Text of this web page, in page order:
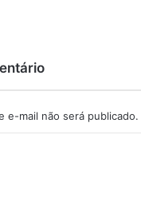
e-mail não será publicado.